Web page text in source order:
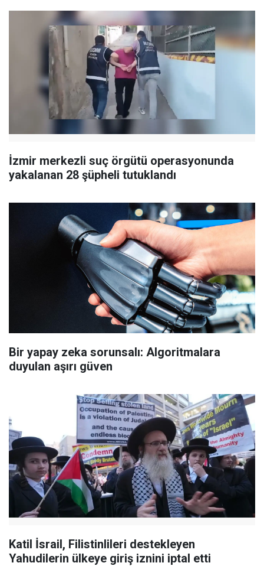
İzmir merkezli suç örgütü operasyonunda
yakalanan 28 şüpheli tutuklandı
Bir yapay zeka sorunsalı: Algoritmalara
duyulan aşırı güven
Katil İsrail, Filistinlileri destekleyen
Yahudilerin ülkeye giriş iznini iptal etti